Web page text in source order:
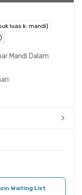
luas k. mandi)
Mandi Dalam
Waiting List